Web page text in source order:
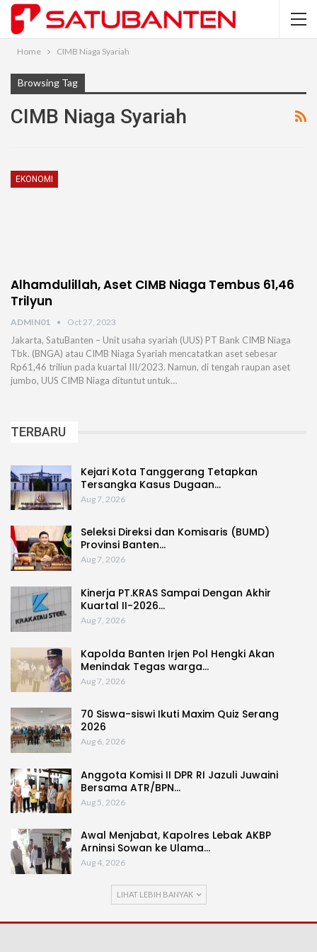
Home CIMB Niaga Syariah
Browsing Tag
CIMB Niaga Syariah
EKONOMI
Alhamdulillah, Aset CIMB Niaga Tembus 61,46
Trilyun
ADMIN01 Oct 27, 2023
Jakarta, SatuBanten – Unit usaha syariah (UUS) PT Bank CIMB Niaga
Tbk. (BNGA) atau CIMB Niaga Syariah mencatatkan aset sebesar
Rp61,46 triliun pada kuartal III/2023. Namun, di tengah raupan aset
jumbo, UUS CIMB Niaga dituntut untuk…
TERBARU
Kejari Kota Tanggerang Tetapkan
Tersangka Kasus Dugaan…
Aug 7, 2026
Seleksi Direksi dan Komisaris (BUMD)
Provinsi Banten…
Aug 7, 2026
Kinerja PT.KRAS Sampai Dengan Akhir
Kuartal II-2026…
Aug 7, 2026
Kapolda Banten Irjen Pol Hengki Akan
Menindak Tegas warga…
Aug 7, 2026
70 Siswa-siswi Ikuti Maxim Quiz Serang
2026
Aug 6, 2026
Anggota Komisi II DPR RI Jazuli Juwaini
Bersama ATR/BPN…
Aug 5, 2026
Awal Menjabat, Kapolres Lebak AKBP
Arninsi Sowan ke Ulama…
Aug 4, 2026
LIHAT LEBIH BANYAK